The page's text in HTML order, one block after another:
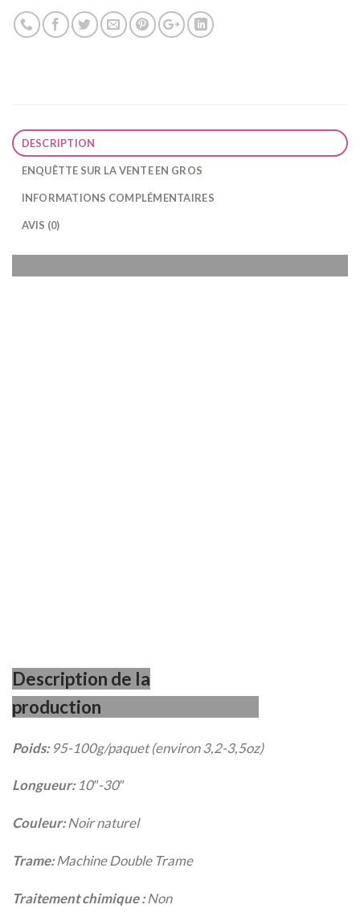
DESCRIPTION
ENQUÊTTE SUR LA VENTE EN GROS
INFORMATIONS COMPLÉMENTAIRES
AVIS (0)
Description de la
production
Poids:95-100g/paquet (environ 3,2-3,5oz)
Longueur:10″-30″
Couleur:Noir naturel
Trame:Machine Double Trame
Traitement chimique :Non